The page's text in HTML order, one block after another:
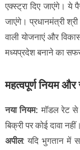
एक्स्ट्रा दिए जाएंगे। ये
जाएंगे। प्रधानमंत्री
वाली योजनाएं और
मध्यप्रदेश बनाने का
महत्वपूर्ण नियम और
नया नियम:मॉडल रेट से
बिक्री पर कोई दावा नहीं।
अपील: यदि भुगतान में